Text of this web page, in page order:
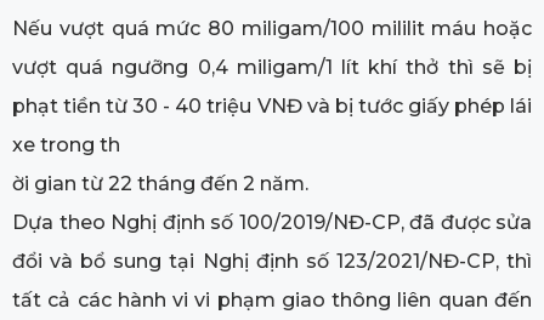
Nếu vượt quá mức 80 miligam/100 mililit máu hoặc
vượt quá ngưỡng 0,4 miligam/1 lít khí thở thì sẽ bị
phạt tiền từ 30 - 40 triệu VNĐ và bị tước giấy phép lái
xe trong th
ời gian từ 22 tháng đến 2 năm.
Dựa theo Nghị định số 100/2019/NĐ-CP, đã được sửa
đổi và bổ sung tại Nghị định số 123/2021/NĐ-CP, thì
tất cả các hành vi vi phạm giao thông liên quan đến